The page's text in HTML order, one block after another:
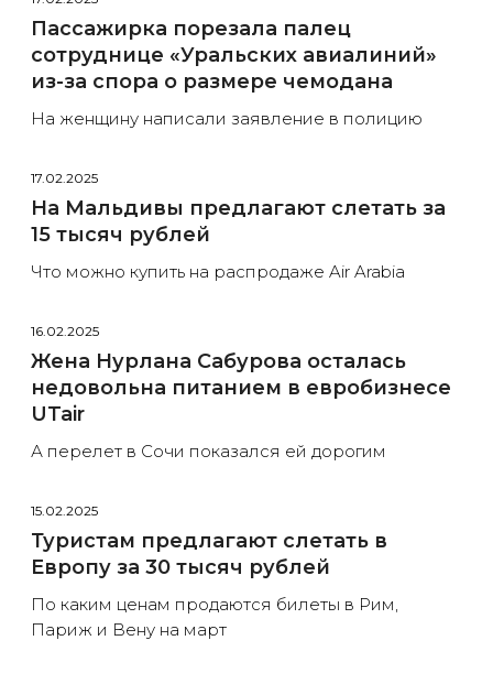
Пассажирка порезала палец
сотруднице «Уральских авиалиний»
из-за спора о размере чемодана
На женщину написали заявление в полицию
17.02.2025
На Мальдивы предлагают слетать за
15 тысяч рублей
Что можно купить на распродаже Air Arabia
16.02.2025
Жена Нурлана Сабурова осталась
недовольна питанием в евробизнесе
UTair
А перелет в Сочи показался ей дорогим
15.02.2025
Туристам предлагают слетать в
Европу за 30 тысяч рублей
По каким ценам продаются билеты в Рим,
Париж и Вену на март